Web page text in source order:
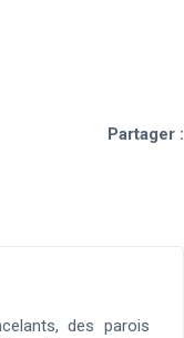
Partager :
des parois